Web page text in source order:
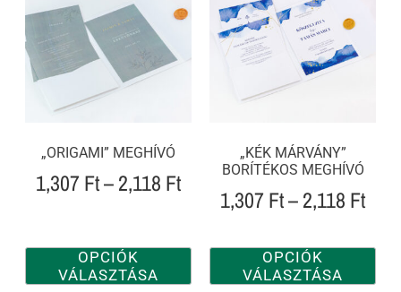
„ORIGAMI” MEGHÍVÓ
1,307Ft–2,118 Ft
OPCIÓK
VÁLASZTÁSA
„KÉK MÁRVÁNY”
BORÍTÉKOS MEGHÍVÓ
1,307Ft–2,118 Ft
OPCIÓK
VÁLASZTÁSA